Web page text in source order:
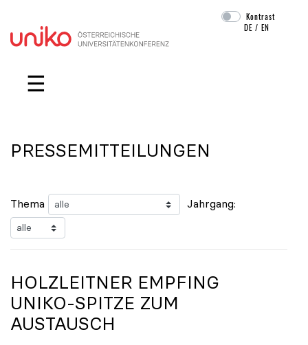
Navigation überspringen
Kontrast
DE /EN
☰
PRESSEMITTEILUNGEN
Thema Jahrgang:
HOLZLEITNER EMPFING
UNIKO-SPITZE ZUM
AUSTAUSCH